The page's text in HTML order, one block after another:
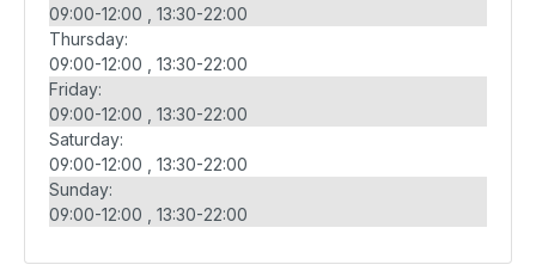
09:00-12:00
13:30-22:00
Thursday:
09:00-12:00
13:30-22:00
Friday:
09:00-12:00
13:30-22:00
Saturday:
09:00-12:00
13:30-22:00
Sunday:
09:00-12:00
13:30-22:00